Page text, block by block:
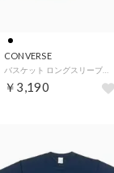
CONVERSE
￥3,190